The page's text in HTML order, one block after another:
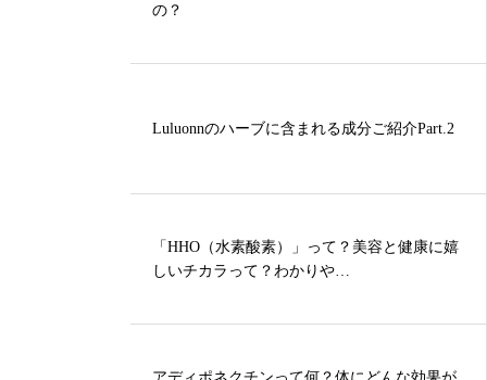
の？
Luluonnのハーブに含まれる成分ご紹介Part.2
「HHO（水素酸素）」って？美容と健康に嬉
しいチカラって？わかりや…
アディポネクチンって何？体にどんな効果が